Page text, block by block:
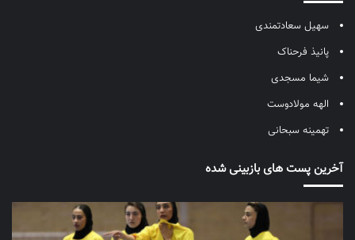
سهیل سعادتمندی
پانیذ فرحناک
شیما مسجدی
الهه مولادوست
تهمینه سبحانی
آخرین پست های بازبینی شده